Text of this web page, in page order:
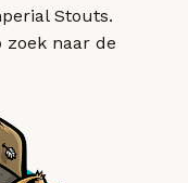
Stouts.
naar de